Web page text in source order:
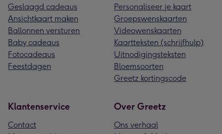
Geslaagd cadeaus
Ansichtkaart maken
Ballonnen versturen
Baby cadeaus
Fotocadeaus
Feestdagen
Personaliseer je kaart
Groepswenskaarten
Videowenskaarten
Kaartteksten (schrijfhulp)
Uitnodigingsteksten
Bloemsoorten
Greetz kortingscode
Klantenservice
Contact
Over Greetz
Ons verhaal